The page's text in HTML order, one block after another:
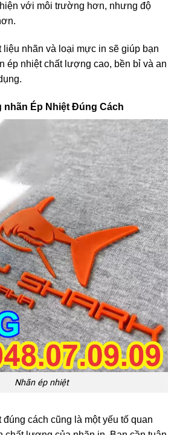
với môi trường hơn, nhưng độ
liệu nhãn và loại mực in sẽ giúp bạn
ép nhiệt chất lượng cao, bền bỉ và an
nhãn Ép Nhiệt Đúng Cách
Nhãn ép nhiệt
cách cũng là một yếu tố quan